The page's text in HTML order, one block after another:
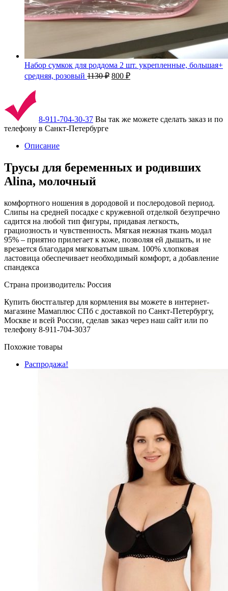
Набор сумкок для роддома 2 шт. укрепленные, большая+
средняя, розовый 1130₽ 800 ₽
8-911-704-30-37 Вы так же можете сделать заказ и по
телефону в Санкт-Петербурге
Описание
Трусы для беременных и родивших
Alina, молочный
комфортного ношения в дородовой и послеродовой период.
Слипы на средней посадке с кружевной отделкой безупречно
садится на любой тип фигуры, придавая легкость,
грациозность и чувственность. Мягкая нежная ткань модал
95% – приятно прилегает к коже, позволяя ей дышать, и не
врезается благодаря мягковатым швам. 100% хлопковая
ластовица обеспечивает необходимый комфорт, а добавление
спандекса
Страна производитель: Россия
Купить бюстгальтер для кормления вы можете в интернет-
магазине Мамаплюс СПб с доставкой по Санкт-Петербургу,
Москве и всей России, сделав заказ через наш сайт или по
телефону 8-911-704-3037
Похожие товары
Распродажа!